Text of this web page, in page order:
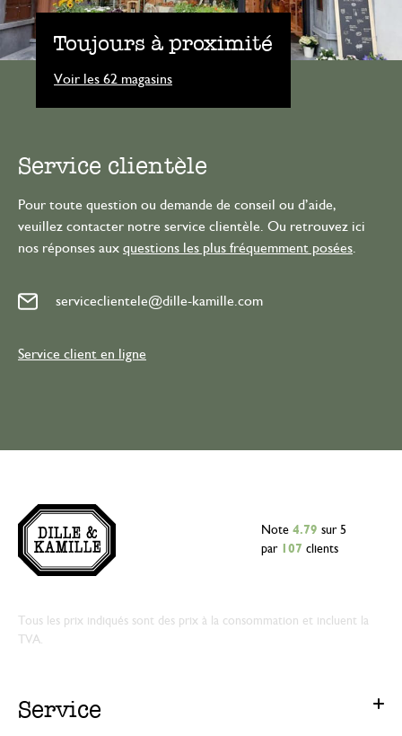
Toujours à proximité
Voir les 62 magasins
Service clientèle
Pour toute question ou demande de conseil ou d’aide,
veuillez contacter notre service clientèle. Ou retrouvez ici
nos réponses aux questions les plus fréquemment posées
serviceclientele@dille-kamille.com
Service client en ligne
Note 4.79 sur 5
par
107 clients
Tous les prix indiqués sont des prix à la consommation et incluent la
TVA.
Service